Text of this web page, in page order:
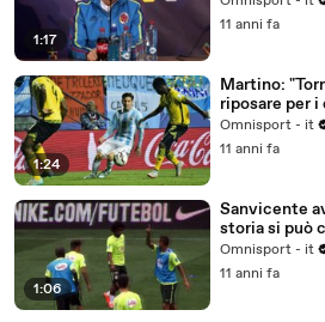
1:17
11 anni fa
1:24
Martino:
riposare per i
Omnisport - it
11 anni fa
1:06
Sanvicente
storia si può
Omnisport - it
11 anni fa